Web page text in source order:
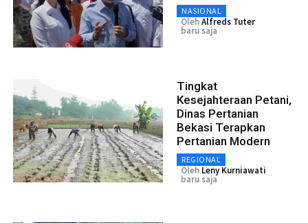
NASIONAL
OlehAlfreds Tuter
baru saja
Tingkat
Kesejahteraan Petani,
Dinas Pertanian
Bekasi Terapkan
Pertanian Modern
REGIONAL
Oleh Leny Kurniawati
baru saja